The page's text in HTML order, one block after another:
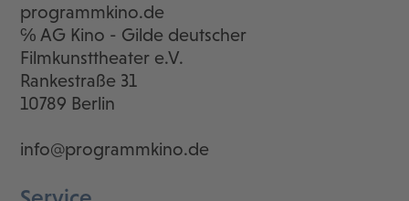
programmkino.de
℅ AG Kino - Gilde deutscher
Filmkunsttheater e.V.
Rankestraße 31
10789 Berlin
info@programmkino.de